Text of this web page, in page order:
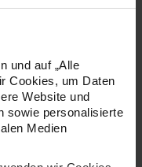
und auf „Alle
Cookies, um Daten
Website und
sowie personalisierte
Medien
gold 15cm 24